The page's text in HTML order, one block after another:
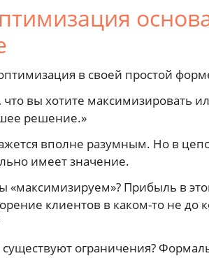
в своей простой
вы хотите максимизировать
решение.»
вполне разумным. Но в
имеет значение.
Прибыль в
клиентов в каком-то не
ограничения?